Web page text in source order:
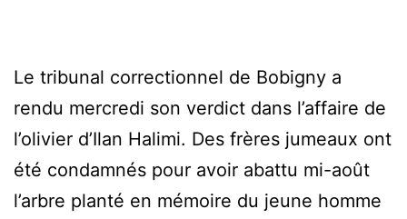
Le tribunal correctionnel de Bobigny a
rendu mercredi son verdict dans l’affaire de
l’olivier d’Ilan Halimi. Des frères jumeaux ont
été condamnés pour avoir abattu mi-août
l’arbre planté en mémoire du jeune homme